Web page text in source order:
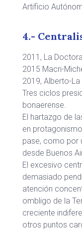
Artificio
4.-
2011, La
2015 Macri-
2019, Alberto-
Tres ciclos
bonaerense.
El hartazgo de
en
pase, como por
desde Buenos
El excesivo
demasiado
atención
ombligo de la
creciente
otros puntos